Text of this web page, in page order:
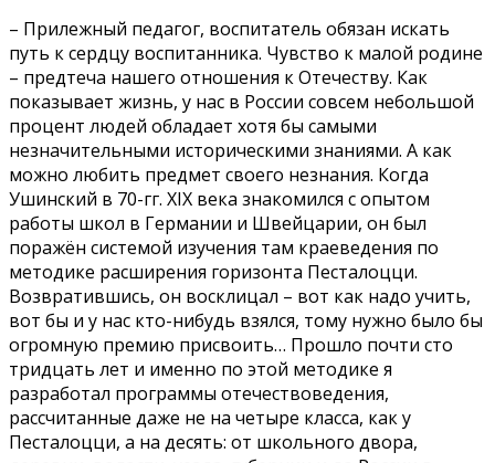
– Прилежный педагог, воспитатель обязан искать
путь к сердцу воспитанника. Чувство к малой родине
– предтеча нашего отношения к Отечеству. Как
показывает жизнь, у нас в России совсем небольшой
процент людей обладает хотя бы самыми
незначительными историческими знаниями. А как
можно любить предмет своего незнания. Когда
Ушинский в 70-гг. XIX века знакомился с опытом
работы школ в Германии и Швейцарии, он был
поражён системой изучения там краеведения по
методике расширения горизонта Песталоцци.
Возвратившись, он восклицал – вот как надо учить,
вот бы и у нас кто-нибудь взялся, тому нужно было бы
огромную премию присвоить… Прошло почти сто
тридцать лет и именно по этой методике я
разработал программы отечествоведения,
рассчитанные даже не на четыре класса, как у
Песталоцци, а на десять: от школьного двора,